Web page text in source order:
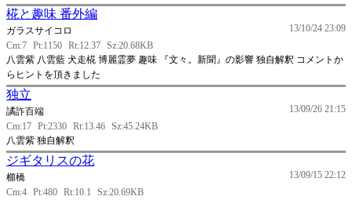
椛と趣味 番外編
13/10/24 23:09
ガラスサイコロ
Cm:7 Pt:1150 Rt:12.37 Sz:20.68KB
八雲紫 八雲藍 犬走椛 博麗霊夢 趣味 『文々。新聞』の影響 独自解釈 コメントか
らヒントを頂きました
独立
13/09/26 21:15
譎詐百端
Cm:17 Pt:2330 Rt:13.46 Sz:45.24KB
八雲紫 独自解釈
ジギタリスの花
13/09/15 22:12
櫛橋
Cm:4 Pt:480 Rt:10.1
Sz:20.69KB